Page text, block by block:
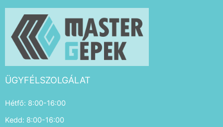
ÜGYFÉLSZOLGÁLAT
Hétfő: 8:00-16:00
Kedd: 8:00-16:00